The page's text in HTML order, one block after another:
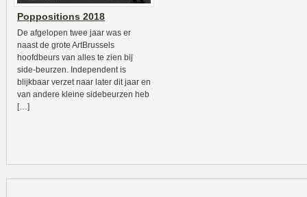
Poppositions 2018
De afgelopen twee jaar was er
naast de grote ArtBrussels
hoofdbeurs van alles te zien bij
side-beurzen. Independent is
blijkbaar verzet naar later dit jaar en
van andere kleine sidebeurzen heb
[…]